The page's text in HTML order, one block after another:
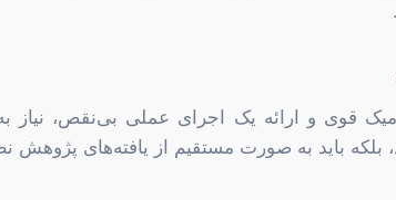
قوی و ارائه یک اجرای عملی بی‌نقص، نیاز
بلکه باید به صورت مستقیم از یافته‌های پژوهش